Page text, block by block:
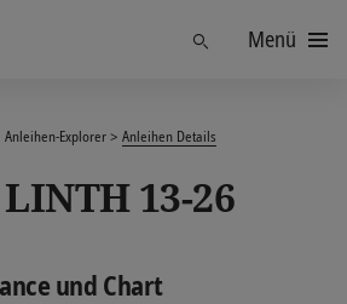
FindenMenü
Anleihen-Explorer Anleihen Details
13-26
und Chart